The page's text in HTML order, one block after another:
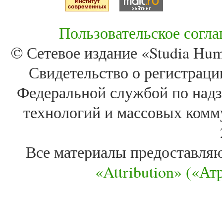
Пользовательское
© Сетевое издание «Studia
Свидетельство о
Федеральной службой по
технологий и массовых
Все материалы
«Attribution»